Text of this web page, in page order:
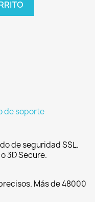
de soporte
de seguridad SSL.
3D Secure.
Más de 48000